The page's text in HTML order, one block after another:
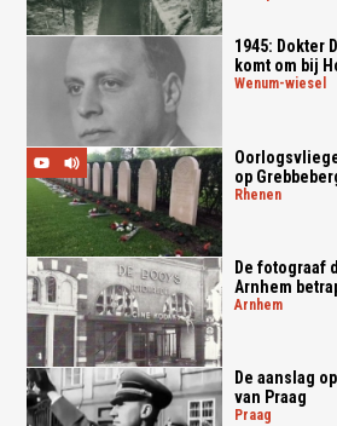
1945: Dokter
komt om bij
wenum-wiesel
op
rhenen
De fotograaf
Arnhem
arnhem
De aanslag
van Praag
praag